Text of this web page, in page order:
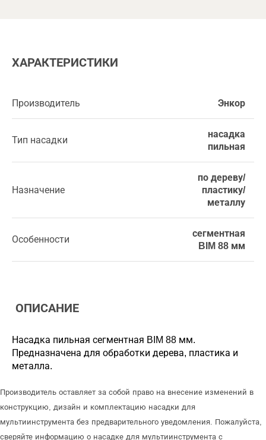
ХАРАКТЕРИСТИКИ
Производитель Энкор
Тип насадки
насадка
пильная
Назначение
по дереву/
пластику/
металлу
Особенности
сегментная
BIM 88 мм
ОПИСАНИЕ
Насадка пильная сегментная BIM 88 мм.
Предназначена для обработки дерева, пластика и
металла.
Производитель оставляет за собой право на внесение изменений в
конструкцию, дизайн и комплектацию насадки для
мультиинструмента без предварительного уведомления. Пожалуйста,
сверяйте информацию о насадке для мультиинструмента с